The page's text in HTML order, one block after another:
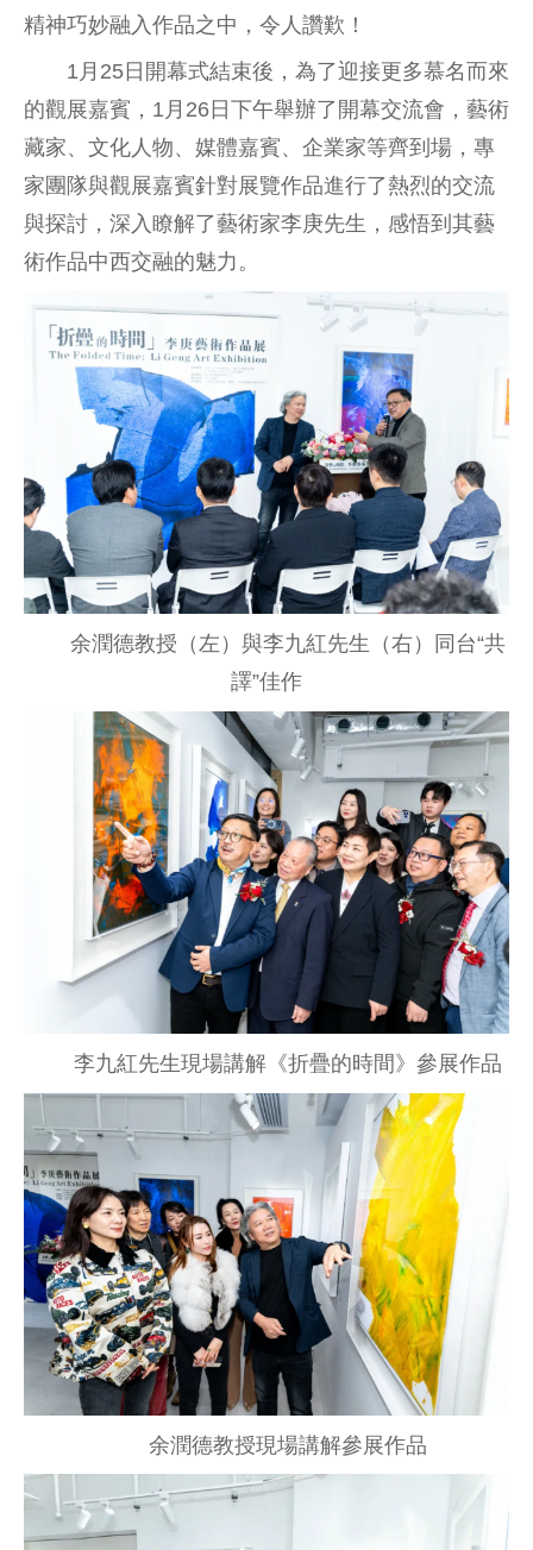
精神巧妙融入作品之中，令人讚歎！
1月25日開幕式結束後，為了迎接更多慕名而來
的觀展嘉賓，1月26日下午舉辦了開幕交流會，藝術
藏家、文化人物、媒體嘉賓、企業家等齊到場，專
家團隊與觀展嘉賓針對展覽作品進行了熱烈的交流
與探討，深入瞭解了藝術家李庚先生，感悟到其藝
術作品中西交融的魅力。
余潤德教授（左）與李九紅先生（右）同台“共
譯”佳作
李九紅先生現場講解《折疊的時間》參展作品
余潤德教授現場講解參展作品